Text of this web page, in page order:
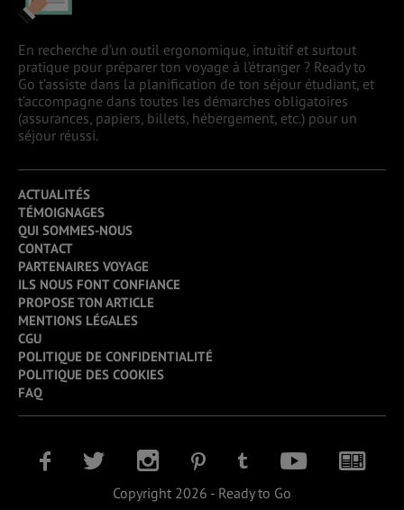
En recherche d’un outil ergonomique, intuitif et surtout
pratique pour préparer ton voyage à l’étranger ? Ready to
Go t’assiste dans la planification de ton séjour étudiant, et
t’accompagne dans toutes les démarches obligatoires
(assurances, papiers, billets, hébergement, etc.) pour un
séjour réussi.
ACTUALITÉS
TÉMOIGNAGES
QUI SOMMES-NOUS
CONTACT
PARTENAIRES VOYAGE
ILS NOUS FONT CONFIANCE
PROPOSE TON ARTICLE
MENTIONS LÉGALES
CGU
POLITIQUE DE CONFIDENTIALITÉ
POLITIQUE DES COOKIES
FAQ
Copyright 2026 - Ready to Go